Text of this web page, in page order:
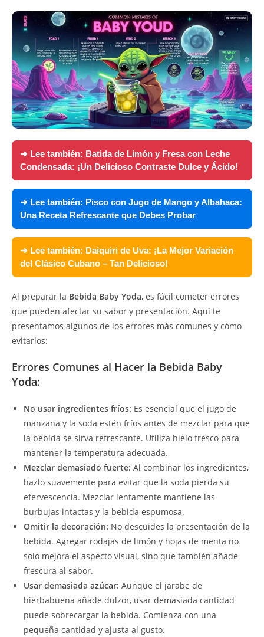
➜ Lee también: Batida de Limón y Fresa con Leche
Condensada: ¡Un Delicioso Contraste Dulce y Ácido!
➜ Lee también: Pisco con Jugo de Mango y Albahaca:
Una Receta Refrescante que Debes Probar
➜ Lee también: Daiquiri de Uva: ¡La Mejor Variación
del Clásico Cubano – Tan Delicioso!
Al preparar la Bebida Baby Yoda, es fácil cometer errores
que pueden afectar su sabor y presentación. Aquí te
presentamos algunos de los errores más comunes y cómo
evitarlos:
Errores Comunes al Hacer la Bebida Baby
Yoda:
No usar ingredientes fríos: Es esencial que el jugo de
manzana y la soda estén fríos antes de mezclar para que
la bebida se sirva refrescante. Utiliza hielo fresco para
mantener la temperatura adecuada.
Mezclar demasiado fuerte: Al combinar los ingredientes,
hazlo suavemente para evitar que la soda pierda su
efervescencia. Mezclar lentamente mantiene las
burbujas intactas y la bebida espumosa.
Omitir la decoración: No descuides la presentación de la
bebida. Agregar rodajas de limón y hojas de menta no
solo mejora el aspecto visual, sino que también añade
frescura al sabor.
Usar demasiada azúcar: Aunque el jarabe de
hierbabuena añade dulzor, usar demasiada cantidad
puede sobrecargar la bebida. Comienza con una
pequeña cantidad y ajusta al gusto.